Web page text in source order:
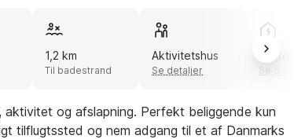
1,2 km
Til badestrand
Aktivitetshus
Se detaljer
Energihus
Se detaljer
og afslapning. Perfekt beliggende kun
tilflugtssted og nem adgang til et af Danmarks